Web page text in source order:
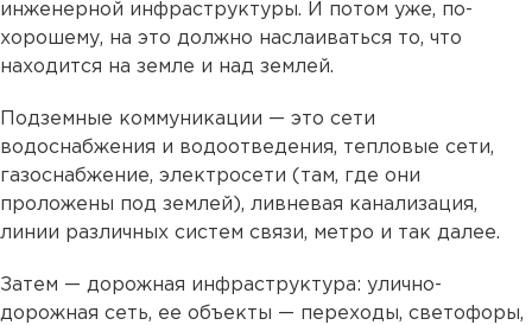
инженерной инфраструктуры. И потом уже, по-
хорошему, на это должно наслаиваться то, что
находится на земле и над землей.
Подземные коммуникации — это сети
водоснабжения и водоотведения, тепловые сети,
газоснабжение, электросети (там, где они
проложены под землей), ливневая канализация,
линии различных систем связи, метро и так далее.
Затем — дорожная инфраструктура: улично-
дорожная сеть, ее объекты — переходы, светофоры,